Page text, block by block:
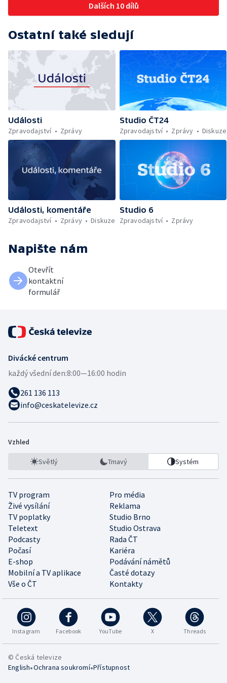
Dalších 10 dílů
Ostatní také sledují
Události
Zpravodajství
Zprávy
Studio ČT24
Zpravodajství
Zprávy Diskuze
Události, komentáře
Zpravodajství
Zprávy Diskuze
Studio 6
Zpravodajství
Zprávy
Napište nám
Otevřít
kontaktní
formulář
Divácké centrum
každý všední den:8:00—16:00 hodin
261 136 113
info@ceskatelevize.cz
Vzhled
Světlý Tmavý Systém
TV program
Pro média
Živé vysílání
Reklama
TV poplatky
Studio Brno
Teletext
Studio Ostrava
Podcasty
Rada ČT
Počasí
Kariéra
E-shop
Podávání námětů
Mobilní a TV aplikace
Časté dotazy
Vše o ČT
Kontakty
Instagram Facebook YouTube X Threads
© Česká televize
English•Ochrana soukromí•Přístupnost